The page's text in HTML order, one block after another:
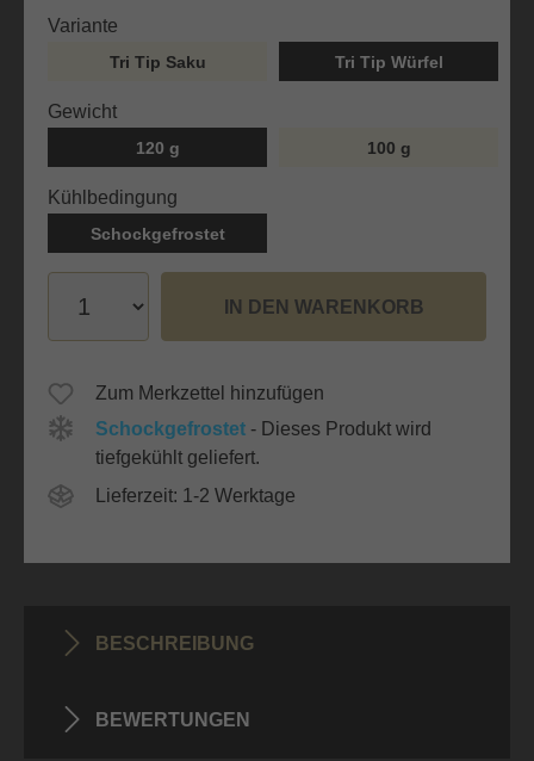
Variante
Tri Tip Saku Tri Tip Würfel
Gewichtauswählen
120 g 100 g
Kühlbedingung
Schockgefrostet
IN DEN WARENKORB
Zum Merkzettel hinzufügen
Schockgefrostet - Dieses Produkt wird
tiefgekühlt geliefert.
Lieferzeit: 1-2 Werktage
BESCHREIBUNG
BEWERTUNGEN